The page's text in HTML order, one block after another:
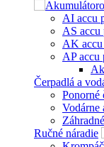
AI accu
AS
AK
AP
Čerpadlá a
Ponorné
Vodárne
Ručné náradie